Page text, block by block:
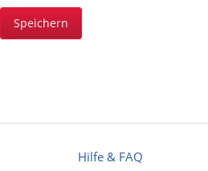
Speichern
Hilfe & FAQ